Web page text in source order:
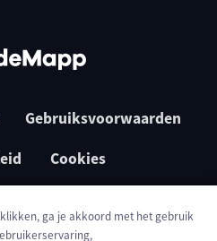
Gebruiksvoorwaarden
Cookies
ga je akkoord met het gebruik